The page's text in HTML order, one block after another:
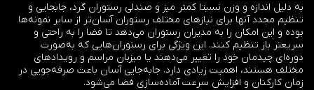
به دلیل اندازه و وزن نسبتا کمتر میز و صندلی رستوران گرد، جابجایی و
تنظیم مجدد آنها برای نیازهای مختلف رستوران آسان‌تر از سایر نمونه‌ها
بوده و این امکان را به مدیران رستوران می‌دهد تا فضا را به راحتی و
سریعتر باز تنظیم کنند. این ویژگی برای رستوران‌هایی که به‌صورت
دوره‌ای چیدمان خود را تغییر می‌دهند یا میزبان مراسم و رویدادهای
مختلف هستند، اهمیت زیادی دارد. جابه‌جایی آسان باعث صرفه‌جویی در
زمان کارکنان و افزایش سرعت آماده‌سازی فضا می‌شود.